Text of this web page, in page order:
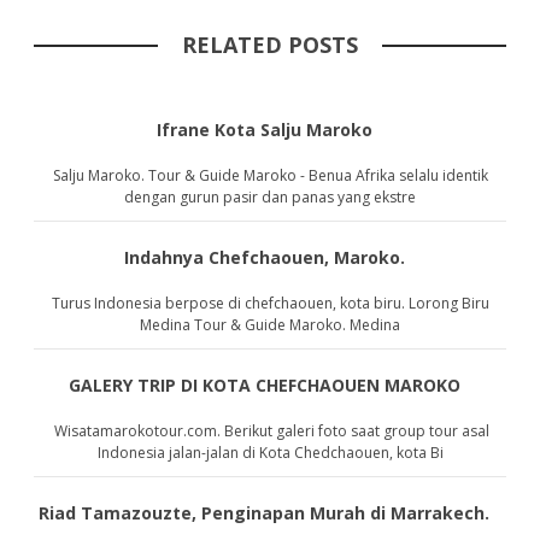
RELATED POSTS
Ifrane Kota Salju Maroko
Salju Maroko. Tour & Guide Maroko - Benua Afrika selalu identik
dengan gurun pasir dan panas yang ekstre
Indahnya Chefchaouen, Maroko.
Turus Indonesia berpose di chefchaouen, kota biru. Lorong Biru
Medina Tour & Guide Maroko. Medina
GALERY TRIP DI KOTA CHEFCHAOUEN MAROKO
Wisatamarokotour.com. Berikut galeri foto saat group tour asal
Indonesia jalan-jalan di Kota Chedchaouen, kota Bi
Riad Tamazouzte, Penginapan Murah di Marrakech.